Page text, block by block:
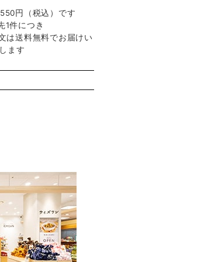
円（税込）です
1件につき
は送料無料でお届けい
ます